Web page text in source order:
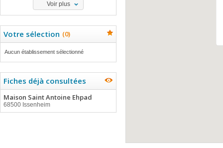
Voir plus
Votre sélection (0)
Aucun établissement sélectionné
Fiches déjà consultées
Maison Saint Antoine Ehpad
68500 Issenheim